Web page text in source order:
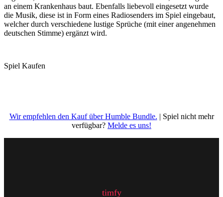
an einem Krankenhaus baut. Ebenfalls liebevoll eingesetzt wurde
die Musik, diese ist in Form eines Radiosenders im Spiel eingebaut,
welcher durch verschiedene lustige Sprüche (mit einer angenehmen
deutschen Stimme) ergänzt wird.
Spiel Kaufen
Wir empfehlen den Kauf über Humble Bundle. | Spiel nicht mehr
verfügbar? Melde es uns!
timfy